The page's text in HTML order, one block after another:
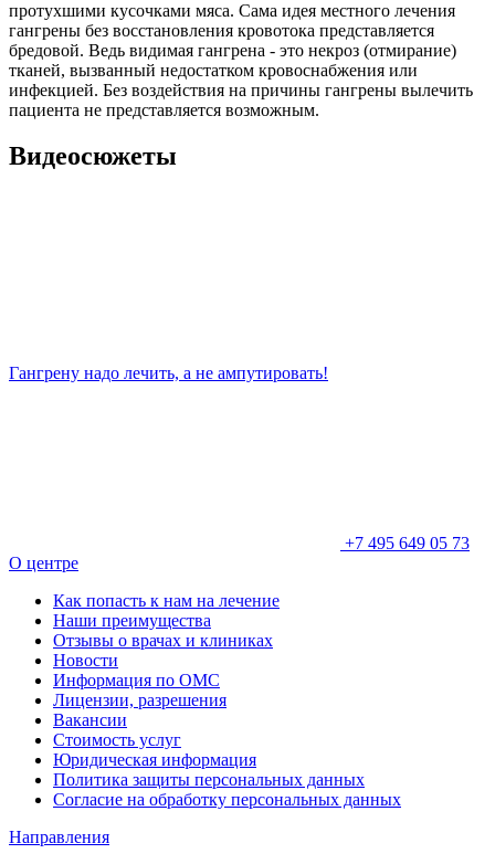
протухшими кусочками мяса. Сама идея местного лечения
гангрены без восстановления кровотока представляется
бредовой. Ведь видимая гангрена - это некроз (отмирание)
тканей, вызванный недостатком кровоснабжения или
инфекцией. Без воздействия на причины гангрены вылечить
пациента не представляется возможным.
Видеосюжеты
Гангрену надо лечить, а не ампутировать!
+7 495 649 05 73
О центре
Как попасть к нам на лечение
Наши преимущества
Отзывы о врачах и клиниках
Новости
Информация по ОМС
Лицензии, разрешения
Вакансии
Стоимость услуг
Юридическая информация
Политика защиты персональных данных
Согласие на обработку персональных данных
Направления